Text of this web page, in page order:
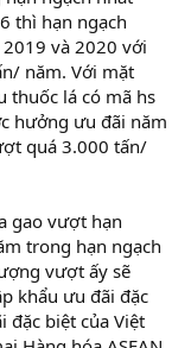
thì hạn ngạch
và 2020 với
năm. Với mặt
thuốc lá có mã hs
hưởng ưu đãi năm
quá 3.000 tấn/
gao vượt hạn
trong hạn ngạch
vượt ấy sẽ
khẩu ưu đãi đặc
đặc biệt của Việt